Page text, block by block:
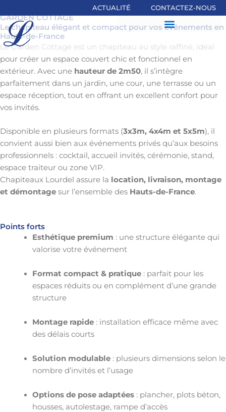
au
contenu
ACTUALITÉ CONTACTEZ-NOUS
GARDEN COTTAGE
Le chapiteau élégant et compact pour vos événements en
Hauts-de-France
Le Garden Cottage est un chapiteau au style raffiné, idéal
pour créer un espace couvert chic et fonctionnel en
extérieur. Avec une hauteur de 2m50, il s’intègre
parfaitement dans un jardin, une cour, une terrasse ou un
espace réception, tout en offrant un excellent confort pour
vos invités.
Disponible en plusieurs formats (3x3m, 4x4m et 5x5m), il
convient aussi bien aux événements privés qu’aux besoins
professionnels : cocktail, accueil invités, cérémonie, stand,
espace traiteur ou zone VIP.
Chapiteaux Lourdel assure la location, livraison, montage
et démontage sur l’ensemble des Hauts-de-France.
Points forts
Esthétique premium : une structure élégante qui
valorise votre événement
Format compact & pratique: parfait pour les
espaces réduits ou en complément d’une grande
structure
Montage rapide: installation efficace même avec
des délais courts
Solution modulable: plusieurs dimensions selon le
nombre d’invités et l’usage
Options de pose adaptées: plancher, plots béton,
housses, autolestage, rampe d’accès